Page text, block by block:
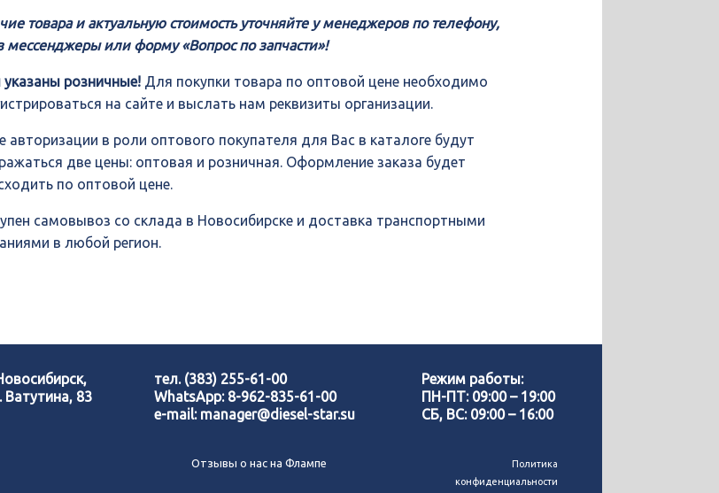
товара и актуальную стоимость уточняйте у менеджеров по телефону,
мессенджеры или форму «Вопрос по запчасти»!
указаны розничные! Для покупки товара по оптовой цене необходимо
на сайте и выслать нам реквизиты организации.
авторизации в роли оптового покупателя для Вас в каталоге будут
две цены: оптовая и розничная. Оформление заказа будет
по оптовой цене.
самовывоз со склада в Новосибирске и доставка транспортными
в любой регион.
Ватутина, 83
тел. (383) 255-61-00
WhatsApp: 8-962-835-61-00
e-mail: manager@diesel-star.su
Режим работы:
ПН-ПТ: 09:00 – 19:00
СБ, ВС: 09:00 – 16:00
Отзывы о нас на Флампе
Политика
конфиденциальности